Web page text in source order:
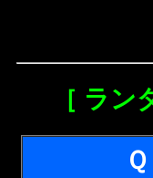
［ ラン